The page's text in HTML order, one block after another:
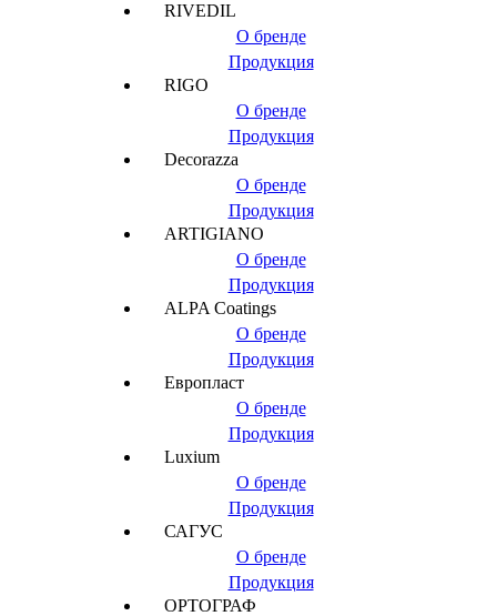
RIVEDIL
О бренде
Продукция
RIGO
О бренде
Продукция
Decorazza
О бренде
Продукция
ARTIGIANO
О бренде
Продукция
ALPA Coatings
О бренде
Продукция
Европласт
О бренде
Продукция
Luxium
О бренде
Продукция
САГУС
О бренде
Продукция
ОРТОГРАФ